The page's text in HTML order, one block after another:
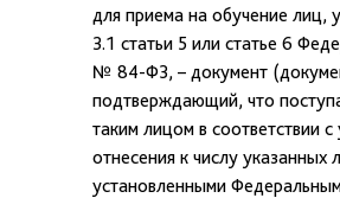
для приема на обучение лиц,
3.1 статьи 5 или статье 6
№ 84-ФЗ, – документ
подтверждающий, что
таким лицом в соответствии с
отнесения к числу указанных
установленными